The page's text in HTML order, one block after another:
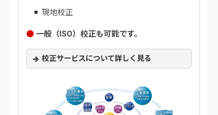
現地校正
一般（ISO）校正も可能です。
校正サービスについて詳しく見る